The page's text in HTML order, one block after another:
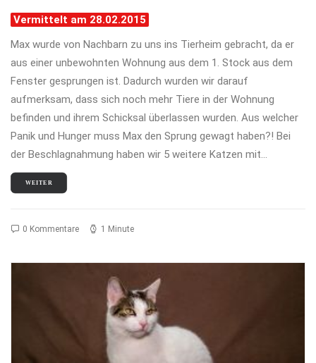
Vermittelt am 28.02.2015
Max wurde von Nachbarn zu uns ins Tierheim gebracht, da er
aus einer unbewohnten Wohnung aus dem 1. Stock aus dem
Fenster gesprungen ist. Dadurch wurden wir darauf
aufmerksam, dass sich noch mehr Tiere in der Wohnung
befinden und ihrem Schicksal überlassen wurden. Aus welcher
Panik und Hunger muss Max den Sprung gewagt haben?! Bei
der Beschlagnahmung haben wir 5 weitere Katzen mit…
WEITER
0 Kommentare 1 Minute